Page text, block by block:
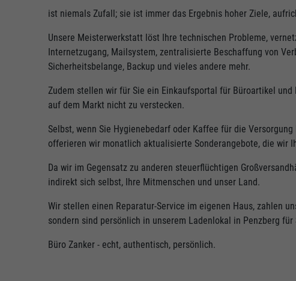
ist niemals Zufall; sie ist immer das Ergebnis hoher Ziele,
Unsere Meisterwerkstatt löst Ihre technischen Probleme,
Internetzugang, Mailsystem, zentralisierte Beschaffung von
Sicherheitsbelange, Backup und vieles andere mehr.
Zudem stellen wir für Sie ein Einkaufsportal für Büroartikel
auf dem Markt nicht zu verstecken.
Selbst, wenn Sie Hygienebedarf oder Kaffee für die
offerieren wir monatlich aktualisierte Sonderangebote, die wir
Da wir im Gegensatz zu anderen steuerflüchtigen
indirekt sich selbst, Ihre Mitmenschen und unser Land.
Wir stellen einen Reparatur-Service im eigenen Haus, zahlen
sondern sind persönlich in unserem Ladenlokal in Penzberg für
Büro Zanker - echt, authentisch, persönlich.